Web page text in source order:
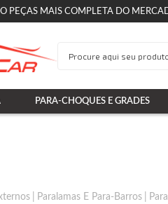
PEÇAS MAIS COMPLETA DO
PARA-CHOQUES E GRADES
Paralamas E Para-Barros